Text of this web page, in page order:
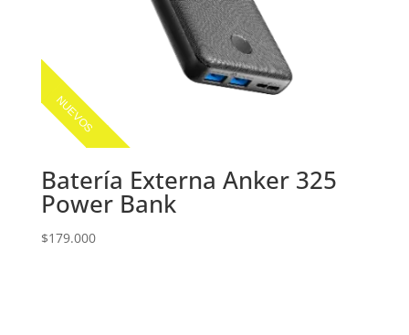
NUEVOS
Batería Externa Anker 325
Power Bank
$179.000